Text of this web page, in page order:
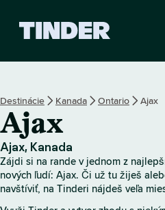
s
b
r
a
Destinácie Kanada Ontario Ajax
Ajax
Ajax, Kanada
Zájdi si na rande v jednom z
nových ľudí: Ajax. Či už tu žiješ
navštíviť, na Tinderi nájdeš veľa